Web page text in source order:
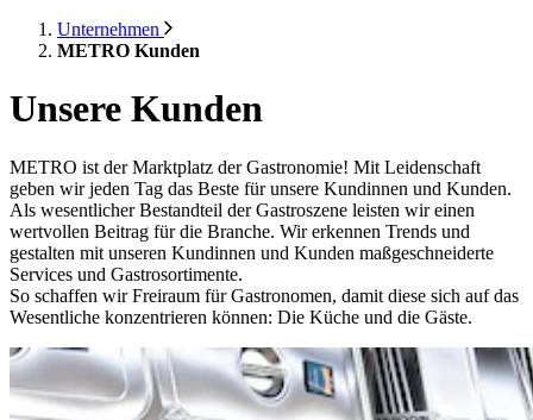
Unternehmen
METRO Kunden
Unsere Kunden
METRO ist der Marktplatz der Gastronomie! Mit Leidenschaft
geben wir jeden Tag das Beste für unsere Kundinnen und Kunden.
Als wesentlicher Bestandteil der Gastroszene leisten wir einen
wertvollen Beitrag für die Branche. Wir erkennen Trends und
gestalten mit unseren Kundinnen und Kunden maßgeschneiderte
Services und Gastrosortimente.
So schaffen wir Freiraum für Gastronomen, damit diese sich auf das
Wesentliche konzentrieren können: Die Küche und die Gäste.